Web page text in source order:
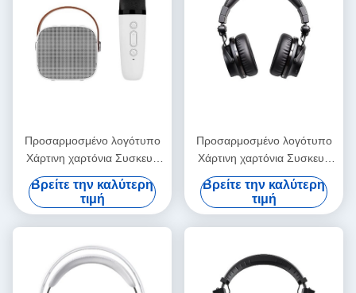
Προσαρμοσμένο λογότυπο
Χάρτινη χαρτόνια Συσκευή
Διπλώσιμο λευκό / μαύρο /
ροζ χρυσό πολυτελές
μαγνητικό κουτί δώρων με
κλείσιμο με κορδέλα
Βρείτε την καλύτερη
τιμή
Προσαρμοσμένο λογότυπο
Χάρτινη χαρτόνια Συσκευή
Διπλώσιμο λευκό / μαύρο /
ροζ χρυσό πολυτελές
μαγνητικό κουτί δώρων με
κλείσιμο με κορδέλα
Βρείτε την καλύτερη
τιμή